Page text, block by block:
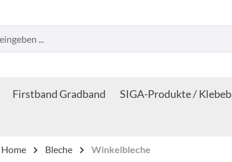
Firstband Gradband SIGA-Produkte /
Home Bleche Winkelbleche